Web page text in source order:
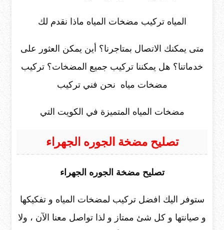
المياه تركيب مضخات المياه ماذا نقدم لك
متى يمكنك الاتصال بمتاجرنا؟ أين يمكن العثور على
خدماتنا؟ هل يمكننا تركيب جميع المضخات؟ تركيب
مضخات مياه نحن فني تركيب
مضخات المياه المتميزة في الكويت التي
تصليح مضخة الجوره الجهراء
تصليح مضخة الجوره الجهراء
ستوفر اليك افضل تركيب لمضخات المياه و تفكيكها
و صيانتها و كل شئ ممتاز و لذا تواصل معنا الآن ، ولا